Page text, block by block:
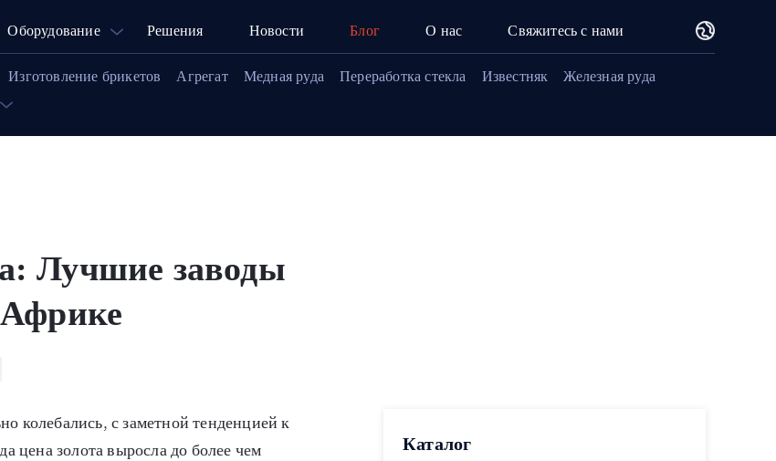
Оборудование Решения Новости Блог О нас Свяжитесь с нами
Изготовление брикетов Агрегат Медная руда Переработка стекла Известняк
Железная руда
Лучшие заводы
Африке
колебались, с заметной тенденцией к
цена золота выросла до более чем
Каталог